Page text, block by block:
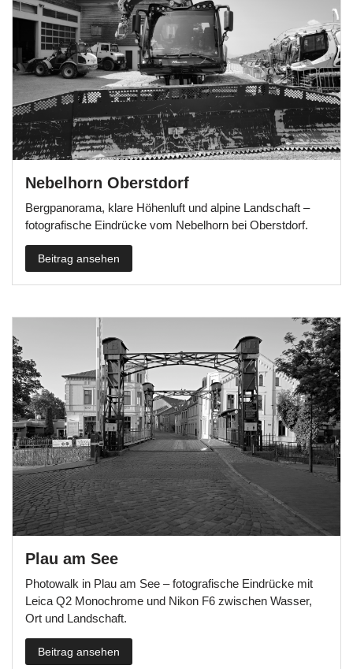
Nebelhorn Oberstdorf
Bergpanorama, klare Höhenluft und alpine Landschaft –
fotografische Eindrücke vom Nebelhorn bei Oberstdorf.
Beitrag ansehen
Plau am See
Photowalk in Plau am See – fotografische Eindrücke mit
Leica Q2 Monochrome und Nikon F6 zwischen Wasser,
Ort und Landschaft.
Beitrag ansehen